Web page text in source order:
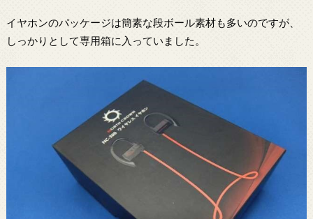
イヤホンのパッケージは簡素な段ボール素材も多いのですが、
しっかりとして専用箱に入っていました。